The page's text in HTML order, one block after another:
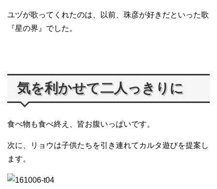
ユヅが歌ってくれたのは、以前、珠彦が好きだといった歌
『星の界』でした。
気を利かせて二人っきりに
食べ物も食べ終え、皆お腹いっぱいです。
次に、リョウは子供たちを引き連れてカルタ遊びを提案し
ます。